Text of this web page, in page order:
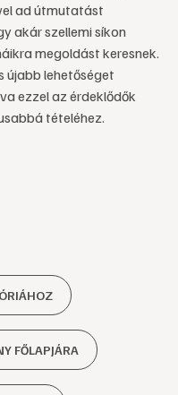
ad útmutatást
akár szellemi síkon
megoldást keresnek.
újabb lehetőséget
ezzel az érdeklődők
tételéhez.
FŐLAPJÁRA